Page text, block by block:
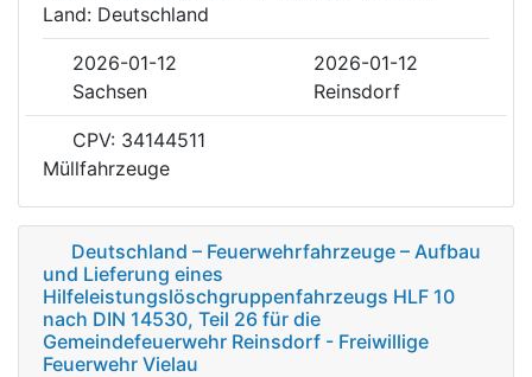
Land: Deutschland
2026-01-12
2026-01-12
Sachsen
Reinsdorf
CPV: 34144511
Müllfahrzeuge
Deutschland – Feuerwehrfahrzeuge – Aufbau
und Lieferung eines
Hilfeleistungslöschgruppenfahrzeugs HLF 10
nach DIN 14530, Teil 26 für die
Gemeindefeuerwehr Reinsdorf - Freiwillige
Feuerwehr Vielau